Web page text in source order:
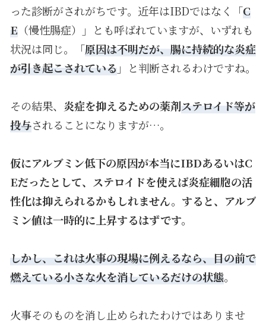
った診断がされがちです。近年はIBDではなく「C
E（慢性腸症）」とも呼ばれていますが、いずれも
状況は同じ。「原因は不明だが、腸に持続的な炎症
が引き起こされている」と判断されるわけですね。
その結果、 炎症を抑えるための薬剤ステロイド等が
投与されることになりますが…。
仮にアルブミン低下の原因が本当にIBDあるいはC
Eだったとして、ステロイドを使えば炎症細胞の活
性化は抑えられるかもしれません。すると、アルブ
ミン値は一時的に上昇するはずです。
しかし、これは火事の現場に例えるなら、目の前で
燃えている小さな火を消しているだけの状態。
火事そのものを消し止められたわけではありませ